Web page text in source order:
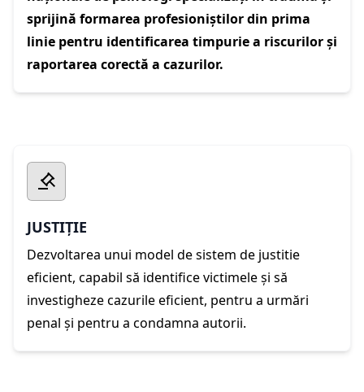
sprijină formarea profesioniștilor din prima
linie pentru identificarea timpurie a riscurilor și
raportarea corectă a cazurilor.
JUSTIȚIE
Dezvoltarea unui model de sistem de justitie
eficient, capabil să identifice victimele și să
investigheze cazurile eficient, pentru a urmări
penal și pentru a condamna autorii.